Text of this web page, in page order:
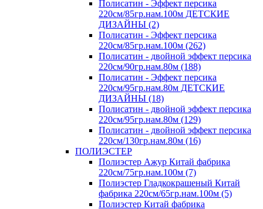
Полисатин - Эффект персика
220см/85гр.нам.100м ДЕТСКИЕ
ДИЗАЙНЫ (2)
Полисатин - Эффект персика
220см/85гр.нам.100м (262)
Полисатин - двойной эффект персика
220см/90гр.нам.80м (188)
Полисатин - Эффект персика
220см/95гр.нам.80м ДЕТСКИЕ
ДИЗАЙНЫ (18)
Полисатин - двойной эффект персика
220см/95гр.нам.80м (129)
Полисатин - двойной эффект персика
220см/130гр.нам.80м (16)
ПОЛИЭСТЕР
Полиэстер Ажур Китай фабрика
220см/75гр.нам.100м (7)
Полиэстер Гладкокрашеный Китай
фабрика 220см/65гр.нам.100м (5)
Полиэстер Китай фабрика